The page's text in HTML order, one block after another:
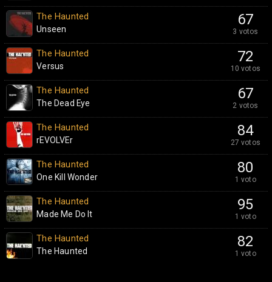
67
3 votos
The Haunted
Unseen
72
10 votos
The Haunted
Versus
67
2 votos
The Haunted
The Dead Eye
84
27 votos
The Haunted
rEVOLVEr
80
1 voto
The Haunted
One Kill Wonder
95
1 voto
The Haunted
Made Me Do It
82
1 voto
The Haunted
The Haunted